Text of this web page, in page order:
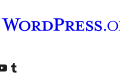
મુલાકાત લો અમારા Tumblr એકાઉન્ટની મુલાકાત લો